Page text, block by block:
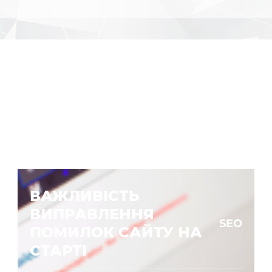
ВАЖЛИВІСТЬ
ВИПРАВЛЕННЯ
ПОМИЛОК САЙТУ НА
СТАРТІ
SEO